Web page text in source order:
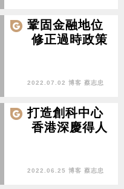
鞏固金融地位
修正過時政策
2022.07.02 博客 蔡志忠
打造創科中心
香港深慶得人
2022.06.25 博客 蔡志忠